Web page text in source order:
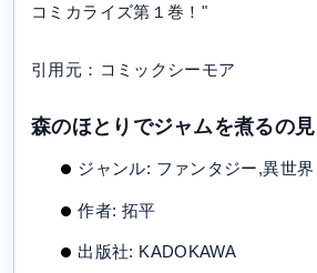
コミカライズ第１巻！"
引用元：コミックシーモア
森のほとりでジャムを煮るの
ジャンル: ファンタジー,異世界
作者: 拓平
出版社: KADOKAWA